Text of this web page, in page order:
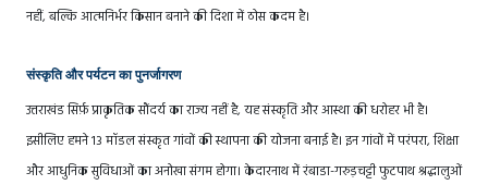
नहीं, बल्कि आत्मनिर्भर किसान बनाने की दिशा में ठोस कदम है।
संस्कृति और पर्यटन का पुनर्जागरण
उत्तराखंड सिर्फ़ प्राकृतिक सौंदर्य का राज्य नहीं है, यह संस्कृति और आस्था की धरोहर भी है।
इसीलिए हमने 13 मॉडल संस्कृत गांवों की स्थापना की योजना बनाई है। इन गांवों में परंपरा, शिक्षा
और आधुनिक सुविधाओं का अनोखा संगम होगा। केदारनाथ में रंबाडा-गरुड़चट्टी फुटपाथ श्रद्धालुओं